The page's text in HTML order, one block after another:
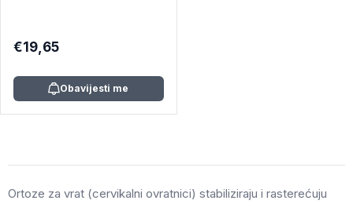
€19,65
Obavijesti me
Ortoze za vrat (cervikalni ovratnici) stabiliziraju i rasterećuju